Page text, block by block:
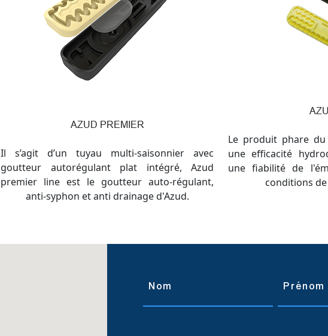
AZUD PREMIER
Il s’agit d’un tuyau multi-saisonnier avec
goutteur autorégulant plat intégré, Azud
premier line est le goutteur auto-régulant,
anti-syphon et anti drainage d'Azud.
Le produit phare
une efficacité
une fiabilité de
conditions